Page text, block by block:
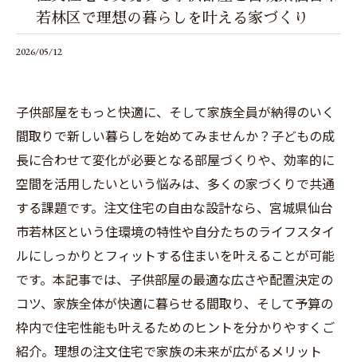
若林区で理想の暮らしを叶える家づくり
2026/05/12
子供部屋をもっと快適に、そして家族全員が納得のいく
間取りで新しい暮らしを始めてみませんか？子どもの成
長に合わせて変化が必要となる部屋づくりや、効率的に
空間を活用したいという悩みは、多くの家づくりで共通
する課題です。注文住宅の自由な設計なら、宮城県仙台
市若林区という住環境の特性や自分たちのライフスタイ
ルにしっかりとフィットする住まいを叶えることが可能
です。本記事では、子供部屋の最適な広さや配置決定の
コツ、家族全体が快適に暮らせる間取り、そして予算の
枠内で住宅性能も叶えるためのヒントを分かりやすくご
紹介。理想の注文住宅で家族の未来が広がるメリット